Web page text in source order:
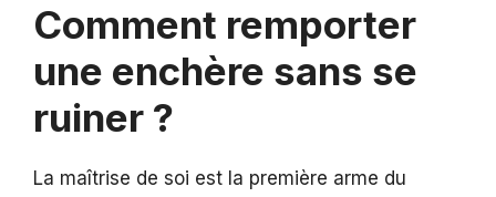
Comment remporter
une enchère sans se
ruiner ?
La maîtrise de soi est la première arme du